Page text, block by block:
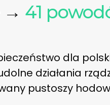
→ 41
dla
działania
pustoszy